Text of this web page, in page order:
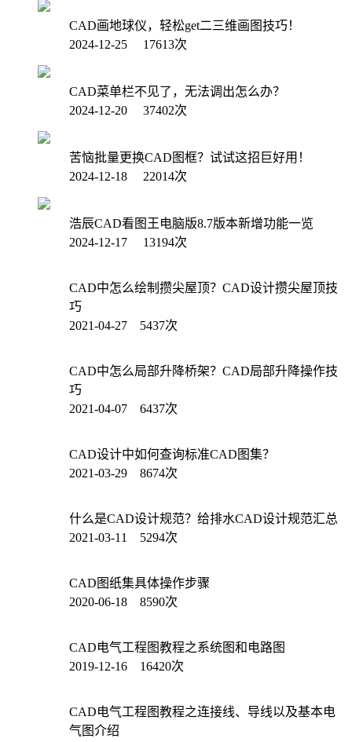
CAD画地球仪，轻松get二三维画图技巧！
2024-12-25 17613次
CAD菜单栏不见了，无法调出怎么办？
2024-12-20 37402次
苦恼批量更换CAD图框？试试这招巨好用！
2024-12-18 22014次
浩辰CAD看图王电脑版8.7版本新增功能一览
2024-12-17 13194次
CAD中怎么绘制攒尖屋顶？CAD设计攒尖屋顶技
巧
2021-04-27 5437次
CAD中怎么局部升降桥架？CAD局部升降操作技
巧
2021-04-07 6437次
CAD设计中如何查询标准CAD图集？
2021-03-29 8674次
什么是CAD设计规范？给排水CAD设计规范汇总
2021-03-11 5294次
CAD图纸集具体操作步骤
2020-06-18 8590次
CAD电气工程图教程之系统图和电路图
2019-12-16 16420次
CAD电气工程图教程之连接线、导线以及基本电
气图介绍